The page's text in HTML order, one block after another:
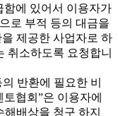
함에 있어서 이용자가
로 부적 등의 대금을
제공한 사업자로 하
취소하도록 요청합니
반환에 필요한 비
협회”은 이용자에
배상을 청구 하지